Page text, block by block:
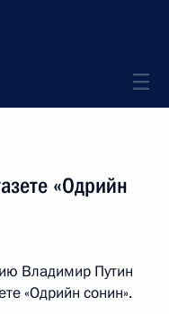
«Одрийн
Владимир Путин
«Одрийн сонин».